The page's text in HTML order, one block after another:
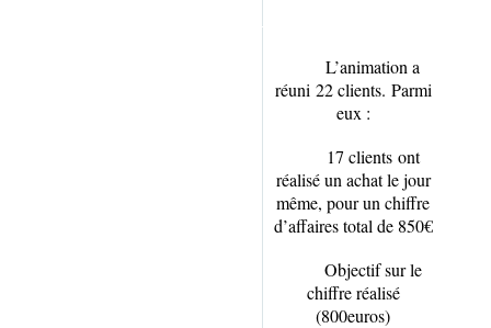
L’animation a
réuni 22 clients. Parmi
eux :
17 clients ont
réalisé un achat le jour
même, pour un chiffre
d’affaires total de 850€
Objectif sur le
chiffre réalisé
(800euros)